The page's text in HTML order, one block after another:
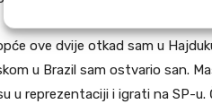
ove dvije otkad sam u
u Brazil sam ostvario san.
u reprezentaciji i igrati na SP-